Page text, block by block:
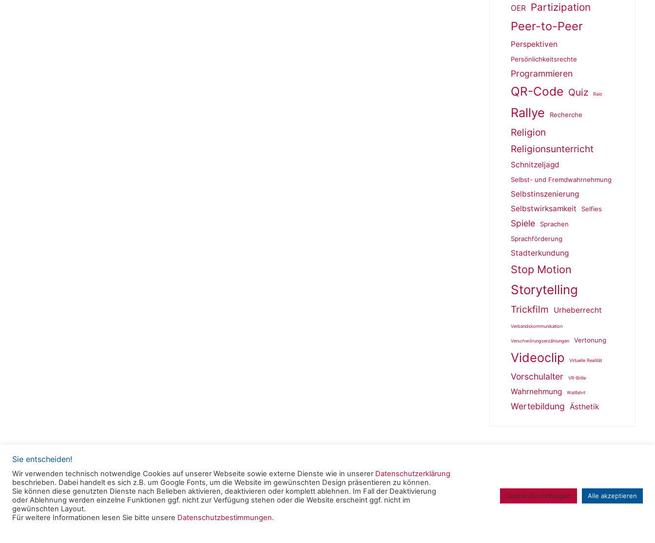
OER
Partizipation
Peer-to-Peer
Perspektiven
Persönlichkeitsrechte
Programmieren
QR-Code Quiz Raio
Rallye Recherche
Religion
Religionsunterricht
Schnitzeljagd
Selbst- und Fremdwahrnehmung
Selbstinszenierung
Selbstwirksamkeit
Selfies
Spiele
Sprachen
Sprachförderung
Stadterkundung
Stop Motion
Storytelling
Trickfilm Urheberrecht
Verbandskommunikation
Verschwörungserzählungen Vertonung
Videoclip Virtuelle Realität
Vorschulalter VR-Brille
Wahrnehmung Wallfahrt
Wertebildung Ästhetik
Powered byRoseta &WordPress.
© 2025 Clearingstelle Medienkompetenz der Deutschen
Bischofskonferenz an der Katholischen Hochschule Mainz -Impressum|
Datenschutzerklärung
Sie entscheiden!
Wir verwenden technisch notwendige Cookies auf unserer Webseite sowie externe Dienste wie in unserer Datenschutzerklärung
beschrieben. Dabei handelt es sich z.B. um Google Fonts, um die Website im gewünschten Design präsentieren zu können.
Sie können diese genutzten Dienste nach Belieben aktivieren, deaktivieren oder komplett ablehnen. Im Fall der Deaktivierung
oder Ablehnung werden einzelne Funktionen ggf. nicht zur Verfügung stehen oder die Website erscheint ggf. nicht im
gewünschten Layout.
Für weitere Informationen lesen Sie bitte unsere Datenschutzbestimmungen.
Cookie-Einstellungen Alle akzeptieren